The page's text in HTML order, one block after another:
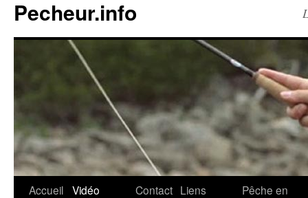
Pecheur.info
Accueil Vidéo
Contact Liens
Pêche en